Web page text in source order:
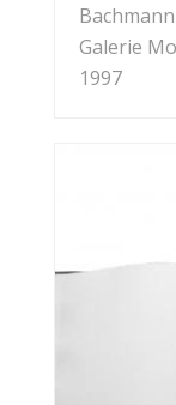
Galerie
1997